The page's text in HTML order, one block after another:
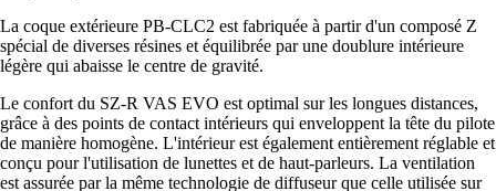
La coque extérieure PB-CLC2 est fabriquée à partir d'un composé Z
spécial de diverses résines et équilibrée par une doublure intérieure
légère qui abaisse le centre de gravité.
Le confort du SZ-R VAS EVO est optimal sur les longues distances,
grâce à des points de contact intérieurs qui enveloppent la tête du pilote
de manière homogène. L'intérieur est également entièrement réglable et
conçu pour l'utilisation de lunettes et de haut-parleurs. La ventilation
est assurée par la même technologie de diffuseur que celle utilisée sur